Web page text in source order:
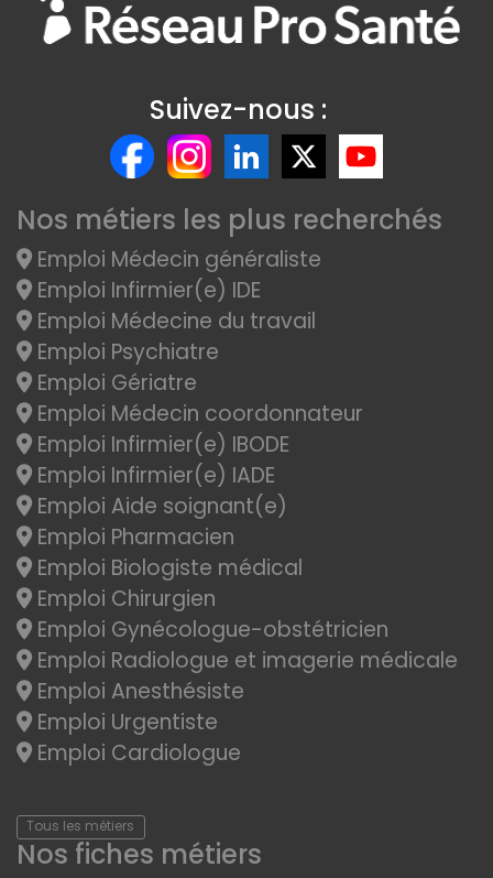
Suivez-nous :
Nos métiers les plus recherchés
Emploi Médecin généraliste
Emploi Infirmier(e) IDE
Emploi Médecine du travail
Emploi Psychiatre
Emploi Gériatre
Emploi Médecin coordonnateur
Emploi Infirmier(e) IBODE
Emploi Infirmier(e) IADE
Emploi Aide soignant(e)
Emploi Pharmacien
Emploi Biologiste médical
Emploi Chirurgien
Emploi Gynécologue-obstétricien
Emploi Radiologue et imagerie médicale
Emploi Anesthésiste
Emploi Urgentiste
Emploi Cardiologue
Tous les métiers
Nos fiches métiers